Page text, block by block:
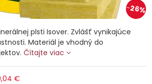
26%
plsti Isover. Zvlášť vynikajúce
Materiál je vhodný do
Čítajte viac
€